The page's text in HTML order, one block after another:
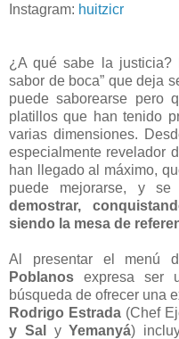
Instagram: huitzicr
¿A qué sabe la justicia?
sabor de boca” que deja
puede saborearse pero
platillos que han tenido
varias dimensiones.
especialmente revelador
han llegado al máximo,
puede mejorarse, y se
demostrar,
siendo la mesa de
Al presentar el menú
Poblanos expresa ser
búsqueda de ofrecer una
Rodrigo Estrada(Chef
y Sal
yYemanyá)